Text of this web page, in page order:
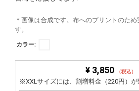
＊画像は合成です。布へのプリントのた
す。
カラー:
¥ 3,850 （税込）
※XXLサイズには、割増料金（220円）が